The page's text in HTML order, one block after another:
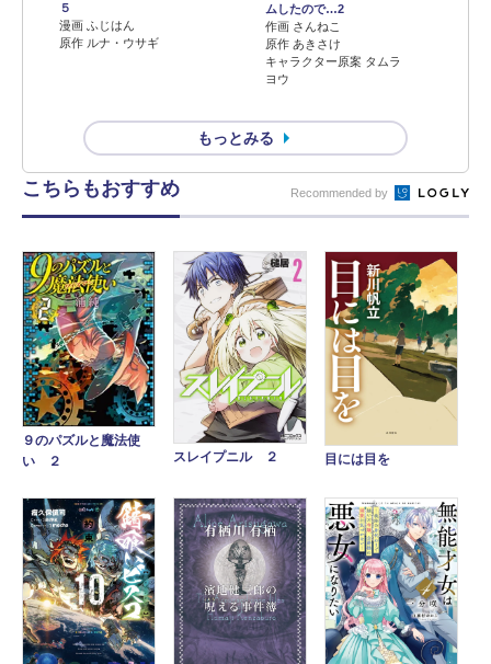
５
漫画 ふじはん
原作 ルナ・ウサギ
ムしたので…2
作画 さんねこ
原作 あきさけ
キャラクター原案 タムラ
ヨウ
もっとみる
こちらもおすすめ Recommended by
９のパズルと魔法使
い ２
スレイプニル ２ 目には目を